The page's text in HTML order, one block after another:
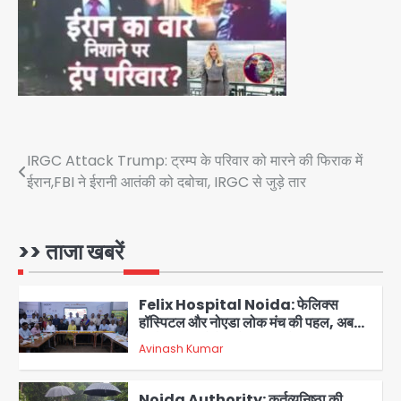
Post
navigation
IRGC Attack Trump: ट्रम्प के परिवार को मारने की फिराक में
ईरान,FBI ने ईरानी आतंकी को दबोचा, IRGC से जुड़े तार
>> ताजा खबरें
4
Türkiye-Pakistan: मक्का में सऊदी,
तुर्की और पाकिस्तान का साझा रक्षा समझौता,
जानें इसके मायने
Avinash Kumar
5
किराना दुकान में , ड्राइवर की मौत
Avinash Kumar
1
2
Felix Hospital Noida: फेलिक्स
हॉस्पिटल और नोएडा लोक मंच की पहल, अब
सिर्फ 30 रुपये में मिलेगी 24 घंटे ऑनलाइन
डॉक्टर परामर्श सुविधा
Avinash Kumar